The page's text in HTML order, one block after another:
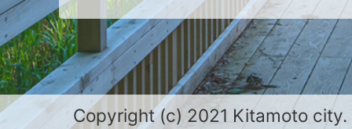
Copyright (c) 2021 Kitamoto city.